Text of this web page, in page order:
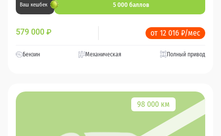
Ваш кешбек 5 000 баллов
579 000 ₽ от 12 016 ₽/мес
Бензин Механическая Полный привод
98 000 км